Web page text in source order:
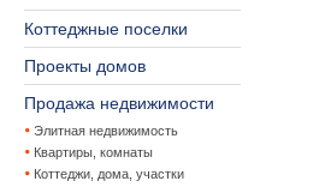
Коттеджные поселки
Проекты домов
Продажа недвижимости
Элитная недвижимость
Квартиры, комнаты
Коттеджи, дома, участки